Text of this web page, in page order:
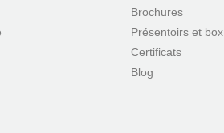
Brochures
Présentoirs et box
Certificats
Blog